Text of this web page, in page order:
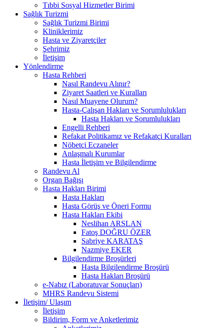
Tıbbi Sosyal Hizmetler Birimi
Sağlık Turizmi
Sağlık Turizmi Birimi
Kliniklerimiz
Hasta ve Ziyaretçiler
Şehrimiz
İletişim
Yönlendirme
Hasta Rehberi
Nasıl Randevu Alınır?
Ziyaret Saatleri ve Kuralları
Nasıl Muayene Olurum?
Hasta-Çalışan Hakları ve Sorumlulukları
Hasta Hakları ve Sorumlulukları
Engelli Rehberi
Refakat Politikamız ve Refakatçi Kuralları
Nöbetçi Eczaneler
Anlaşmalı Kurumlar
Hasta İletişim ve Bilgilendirme
Randevu Al
Organ Bağışı
Hasta Hakları Birimi
Hasta Hakları
Hasta Görüş ve Öneri Formu
Hasta Hakları Ekibi
Neslihan ARSLAN
Fatoş DOĞRU ÖZER
Sabriye KARATAŞ
Nazmiye EKER
Bilgilendirme Broşürleri
Hasta Bilgilendirme Broşürü
Hasta Hakları Broşürü
e-Nabız (Laboratuvar Sonuçları)
MHRS Randevu Sistemi
İletişim/ Ulaşım
İletişim
Bildirim, Form ve Anketlerimiz